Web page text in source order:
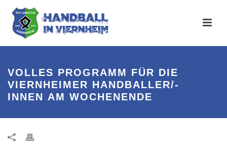
VOLLES PROGRAMM FÜR DIE
VIERNHEIMER HANDBALLER/-
INNEN AM WOCHENENDE